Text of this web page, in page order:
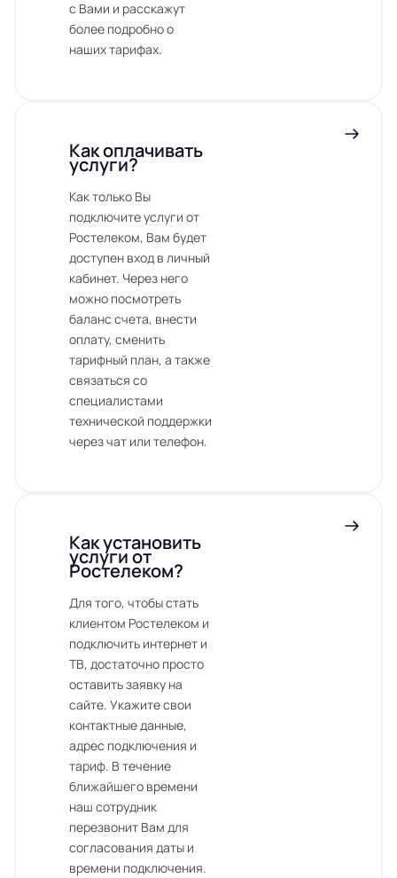
с Вами и расскажут
более подробно о
наших тарифах.
Как оплачивать
услуги?
Как только Вы
подключите услуги от
Ростелеком, Вам будет
доступен вход в личный
кабинет. Через него
можно посмотреть
баланс счета, внести
оплату, сменить
тарифный план, а также
связаться со
специалистами
технической поддержки
через чат или телефон.
Как установить
услуги от
Ростелеком?
Для того, чтобы стать
клиентом Ростелеком и
подключить интернет и
ТВ, достаточно просто
оставить заявку на
сайте. Укажите свои
контактные данные,
адрес подключения и
тариф. В течение
ближайшего времени
наш сотрудник
перезвонит Вам для
согласования даты и
времени подключения.